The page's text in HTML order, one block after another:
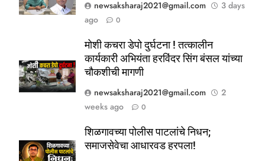
newsaksharaj2021@gmail.com
3 days
ago
0
मोशी कचरा डेपो दुर्घटना ! तत्कालीन
कार्यकारी अभियंता हरविंदर सिंग बंसल यांच्या
चौकशीची मागणी
newsaksharaj2021@gmail.com
2
weeks ago
0
शिळगावच्या पोलीस पाटलांचे निधन;
समाजसेवेचा आधारवड हरपला!
ठाणे-पालघर जिल्हा बँक कर्मचाऱ्यांना
दिवाळी गिफ्ट; २०% बोनसला संचालक
मंडळाची मंजुरी
ताज्या बातम्या महाराष्ट्र
अन्याय सहन केला जाणार नाही – पुणे
जिल्हा अध्यक्ष सोनवणे